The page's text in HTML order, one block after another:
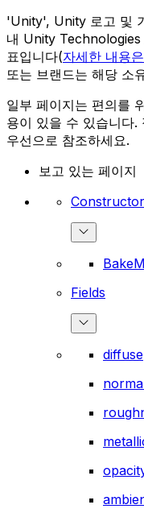
'Unity', Unity 로고 및
내 Unity Technologies
표입니다(자세한 내용
또는 브랜드는 해당 소
일부 페이지는 편의를
용이 있을 수 있습니다.
우선으로 참조하세요.
보고 있는 페이지
Fields
diffuse